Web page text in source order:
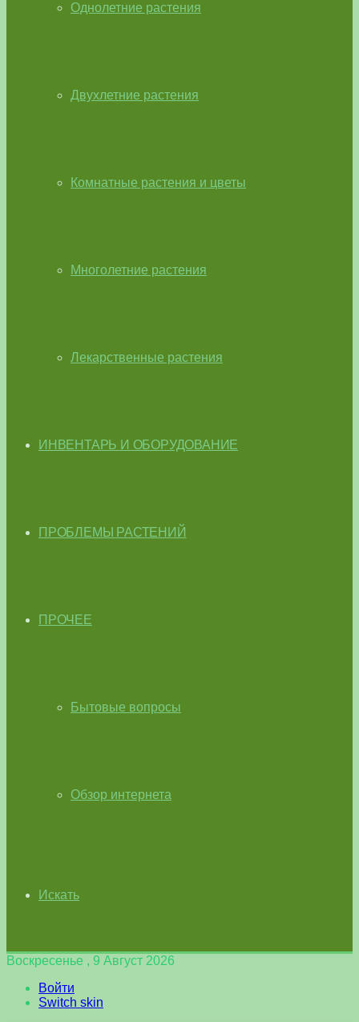
Однолетние растения
Двухлетние растения
Комнатные растения и цветы
Многолетние растения
Лекарственные растения
ИНВЕНТАРЬ И ОБОРУДОВАНИЕ
ПРОБЛЕМЫ РАСТЕНИЙ
ПРОЧЕЕ
Бытовые вопросы
Обзор интернета
Искать
Воскресенье , 9 Август 2026
Войти
Switch skin